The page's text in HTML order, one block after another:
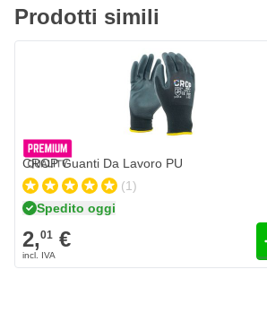
Prodotti simili
CROP Guanti Da Lavoro PU
Aggiungi al Carrello
CROP Guanti Da Lavoro PU
(1)
Spedito oggi
2,01 €